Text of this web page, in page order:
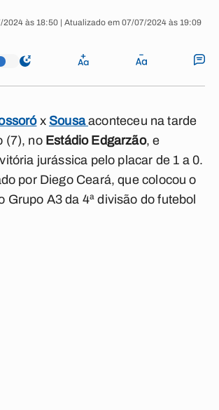
2024 às 18:50 | Atualizado em 07/07/2024 às 19:09
x Sousaaconteceu na tarde
(7), no Estádio Edgarzão, e
jurássica pelo placar de 1 a 0.
por Diego Ceará, que colocou o
Grupo A3 da 4ª divisão do futebol